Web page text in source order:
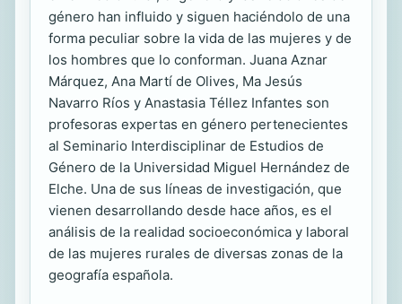
género han influido y siguen haciéndolo de una
forma peculiar sobre la vida de las mujeres y de
los hombres que lo conforman. Juana Aznar
Márquez, Ana Martí de Olives, Ma Jesús
Navarro Ríos y Anastasia Téllez Infantes son
profesoras expertas en género pertenecientes
al Seminario Interdisciplinar de Estudios de
Género de la Universidad Miguel Hernández de
Elche. Una de sus líneas de investigación, que
vienen desarrollando desde hace años, es el
análisis de la realidad socioeconómica y laboral
de las mujeres rurales de diversas zonas de la
geografía española.